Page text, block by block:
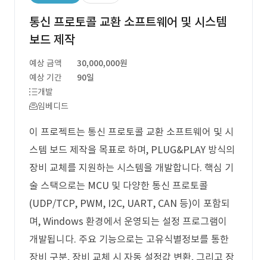
통신 프로토콜 교환 소프트웨어 및 시스템
보드 제작
예상 금액
30,000,000원
예상 기간
90일
개발
임베디드
이 프로젝트는 통신 프로토콜 교환 소프트웨어 및 시
스템 보드 제작을 목표로 하며, PLUG&PLAY 방식의
장비 교체를 지원하는 시스템을 개발합니다. 핵심 기
술 스택으로는 MCU 및 다양한 통신 프로토콜
(UDP/TCP, PWM, I2C, UART, CAN 등)이 포함되
며, Windows 환경에서 운영되는 설정 프로그램이
개발됩니다. 주요 기능으로는 고유식별정보를 통한
장비 구분, 장비 교체 시 자동 설정값 변환, 그리고 장